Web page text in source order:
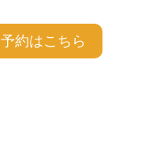
予約はこちら